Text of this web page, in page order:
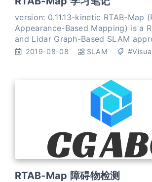
version: 0.11.13-kinetic RTAB-Map
Appearance-Based Mapping) is a
and Lidar Graph-Based SLAM
on an incremental appearance-
2019-08-08 SLAM
RTAB-Map 障碍物检测